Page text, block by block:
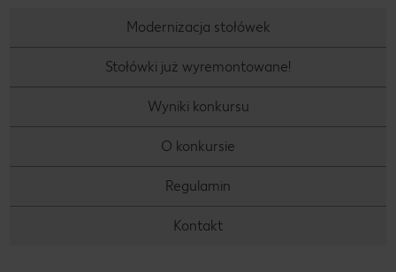
Modernizacja stołówek
Stołówki już wyremontowane!
Wyniki konkursu
O konkursie
Regulamin
Kontakt